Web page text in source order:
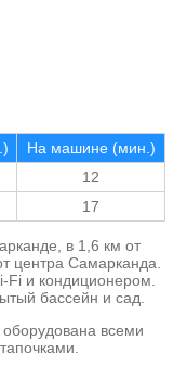
На машине (мин.)
12
17
в 1,6 км от
центра Самарканда.
Fi и кондиционером.
бассейн и сад.
всеми